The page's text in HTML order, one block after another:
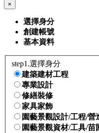
×
選擇身分
創建帳號
基本資料
step1.選擇身分
建築建材工程
專業設計
修繕裝修
家具家飾
園藝景觀設計/工程/營
園藝景觀資材/工具/苗